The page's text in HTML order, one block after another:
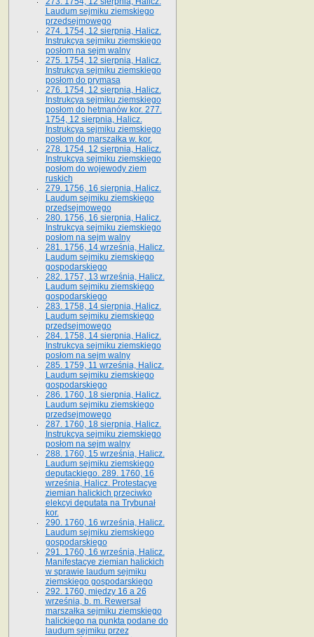
Laudum sejmiku ziemskiego
przedsejmowego
274. 1754, 12 sierpnia, Halicz.
Instrukcya sejmiku ziemskiego
posłom na sejm walny
275. 1754, 12 sierpnia, Halicz.
Instrukcya sejmiku ziemskiego
posłom do prymasa
276. 1754, 12 sierpnia, Halicz.
Instrukcya sejmiku ziemskiego
posłom do hetmanów kor. 277.
1754, 12 sierpnia, Halicz.
Instrukcya sejmiku ziemskiego
posłom do marszałka w. kor.
278. 1754, 12 sierpnia, Halicz.
Instrukcya sejmiku ziemskiego
posłom do wojewody ziem
ruskich
279. 1756, 16 sierpnia, Halicz.
Laudum sejmiku ziemskiego
przedsejmowego
280. 1756, 16 sierpnia, Halicz.
Instrukcya sejmiku ziemskiego
posłom na sejm walny
281. 1756, 14 września, Halicz.
Laudum sejmiku ziemskiego
gospodarskiego
282. 1757, 13 września, Halicz.
Laudum sejmiku ziemskiego
gospodarskiego
283. 1758, 14 sierpnia, Halicz.
Laudum sejmiku ziemskiego
przedsejmowego
284. 1758, 14 sierpnia, Halicz.
Instrukcya sejmiku ziemskiego
posłom na sejm walny
285. 1759, 11 września, Halicz.
Laudum sejmiku ziemskiego
gospodarskiego
286. 1760, 18 sierpnia, Halicz.
Laudum sejmiku ziemskiego
przedsejmowego
287. 1760, 18 sierpnia, Halicz.
Instrukcya sejmiku ziemskiego
posłom na sejm walny
288. 1760, 15 września, Halicz.
Laudum sejmiku ziemskiego
deputackiego. 289. 1760, 16
września, Halicz. Protestacye
ziemian halickich przeciwko
elekcyi deputata na Trybunał
kor.
290. 1760, 16 września, Halicz.
Laudum sejmiku ziemskiego
gospodarskiego
291. 1760, 16 września, Halicz.
Manifestacye ziemian halickich
w sprawie laudum sejmiku
ziemskiego gospodarskiego
292. 1760, między 16 a 26
września, b. m. Rewersał
marszałka sejmiku ziemskiego
halickiego na punkta podane do
laudum sejmiku przez